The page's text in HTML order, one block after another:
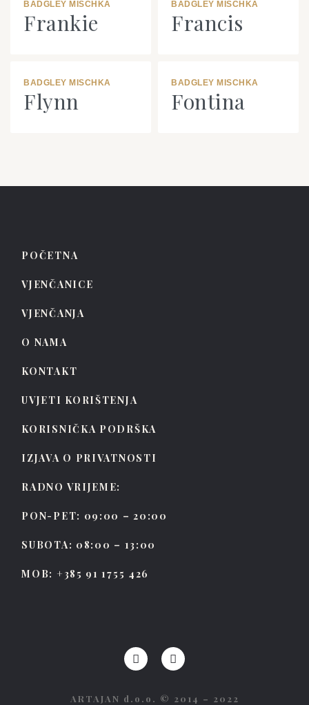
BADGLEY MISCHKA
Frankie
BADGLEY MISCHKA
Francis
BADGLEY MISCHKA
Flynn
BADGLEY MISCHKA
Fontina
POČETNA
VJENČANICE
VJENČANJA
O NAMA
KONTAKT
UVJETI KORIŠTENJA
KORISNIČKA PODRŠKA
IZJAVA O PRIVATNOSTI
RADNO VRIJEME:
PON-PET: 09:00 – 20:00
SUBOTA: 08:00 – 13:00
MOB: +385 91 1755 426
ARTAJAN d.o.o. © 2014 – 2022